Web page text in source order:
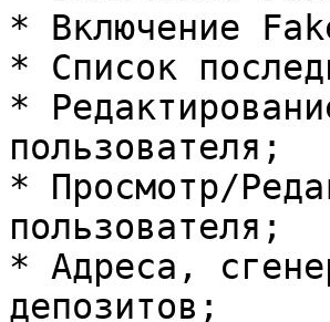
* Включение
* Список
*
пользователя;
* Просмотр/
пользователя;
* Адреса,
депозитов;